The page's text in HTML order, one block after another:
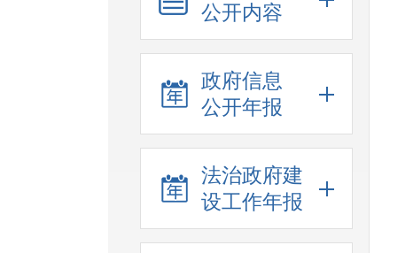
公开内容
政府信息
公开年报
法治政府建
设工作年报